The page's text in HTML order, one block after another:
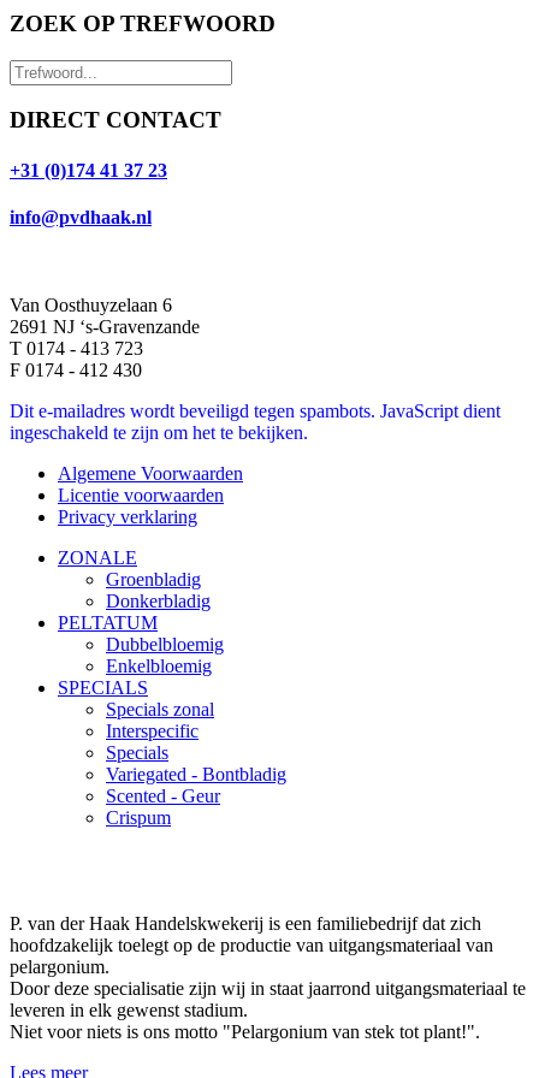
ZOEK OP TREFWOORD
DIRECT CONTACT
+31 (0)174 41 37 23
info@pvdhaak.nl
Van Oosthuyzelaan 6
2691 NJ ‘s-Gravenzande
T 0174 - 413 723
F 0174 - 412 430
Dit e-mailadres wordt beveiligd tegen spambots. JavaScript dient
ingeschakeld te zijn om het te bekijken.
Algemene Voorwaarden
Licentie voorwaarden
Privacy verklaring
ZONALE
Groenbladig
Donkerbladig
PELTATUM
Dubbelbloemig
Enkelbloemig
SPECIALS
Specials zonal
Interspecific
Specials
Variegated - Bontbladig
Scented - Geur
Crispum
P. van der Haak Handelskwekerij is een familiebedrijf dat zich
hoofdzakelijk toelegt op de productie van uitgangsmateriaal van
pelargonium.
Door deze specialisatie zijn wij in staat jaarrond uitgangsmateriaal te
leveren in elk gewenst stadium.
Niet voor niets is ons motto "Pelargonium van stek tot plant!".
Lees meer